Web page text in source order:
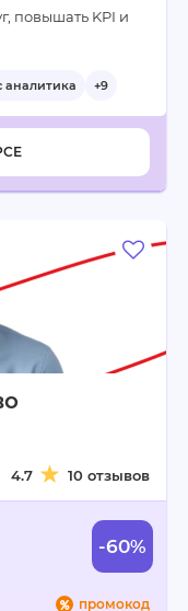
повышать KPI и
аналитика +9
4.7 10 отзывов
-60%
промокод